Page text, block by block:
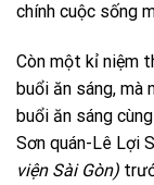
chính cuộc sống
Còn một kỉ niệm
buổi ăn sáng, mà
buổi ăn sáng
Sơn quán-Lê Lợi
viện Sài Gòn)